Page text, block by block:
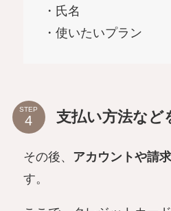
・氏名
・使いたいプラン
STEP 支払い方法など
その後、 アカウントや請
す。